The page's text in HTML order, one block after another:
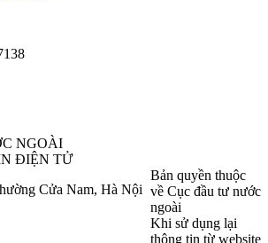
NGOÀI
ĐIỆN TỬ
Cửa Nam, Hà Nội
Bản quyền thuộc
về Cục đầu tư nước
ngoài
Khi sử dụng lại
thông tin từ website